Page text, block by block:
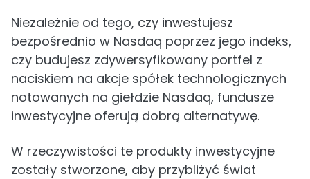
Niezależnie od tego, czy inwestujesz
bezpośrednio w Nasdaq poprzez jego indeks,
czy budujesz zdywersyfikowany portfel z
naciskiem na akcje spółek technologicznych
notowanych na giełdzie Nasdaq, fundusze
inwestycyjne oferują dobrą alternatywę.
W rzeczywistości te produkty inwestycyjne
zostały stworzone, aby przybliżyć świat